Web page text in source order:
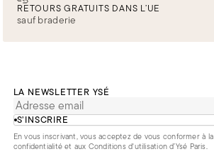
RETOURS GRATUITS DANS L’UE
sauf braderie
LA NEWSLETTER YSÉ
S’INSCRIRE
En vous inscrivant, vous acceptez de vous conformer à la
confidentialitéet aux Conditions d'utilisation d’Ysé Paris.